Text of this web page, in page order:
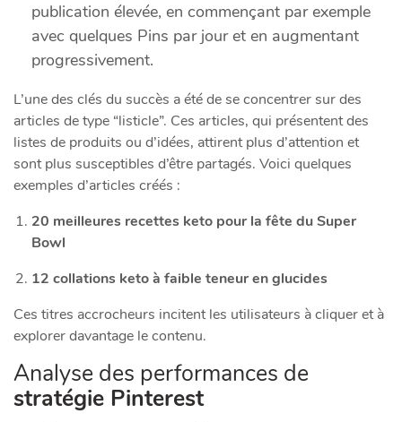
publication élevée, en commençant par exemple
avec quelques Pins par jour et en augmentant
progressivement.
L’une des clés du succès a été de se concentrer sur des
articles de type “listicle”. Ces articles, qui présentent des
listes de produits ou d’idées, attirent plus d’attention et
sont plus susceptibles d’être partagés. Voici quelques
exemples d’articles créés :
20 meilleures recettes keto pour la fête du Super
Bowl
12 collations keto à faible teneur en glucides
Ces titres accrocheurs incitent les utilisateurs à cliquer et à
explorer davantage le contenu.
Analyse des performances de
stratégie Pinterest